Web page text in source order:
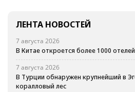
ЛЕНТА НОВОСТЕЙ
7 августа 2026
В Китае откроется более 1000
7 августа 2026
В Турции обнаружен крупнейший в
коралловый лес